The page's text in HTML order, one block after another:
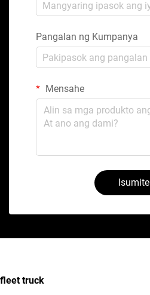
Pangalan ng Kumpanya
Mensahe
Isumite
fleet truck